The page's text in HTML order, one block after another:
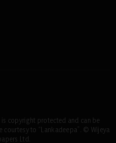
copyright protected and can be
to “Lankadeepa”. © Wijeya
Ltd.